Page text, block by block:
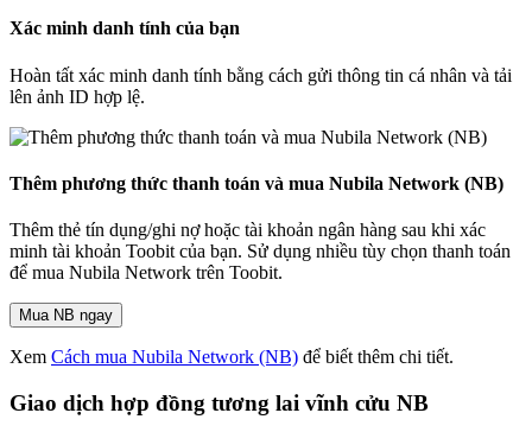
Xác minh danh tính của bạn
Hoàn tất xác minh danh tính bằng cách gửi thông tin cá nhân và tải
lên ảnh ID hợp lệ.
Thêm phương thức thanh toán và mua Nubila Network (NB)
Thêm thẻ tín dụng/ghi nợ hoặc tài khoản ngân hàng sau khi xác
minh tài khoản Toobit của bạn. Sử dụng nhiều tùy chọn thanh toán
để mua Nubila Network trên Toobit.
Mua NB ngay
Xem Cách mua Nubila Network (NB) để biết thêm chi tiết.
Giao dịch hợp đồng tương lai vĩnh cửu NB